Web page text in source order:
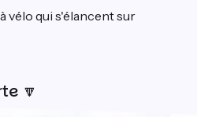
vélo qui s'élancent sur
🔽